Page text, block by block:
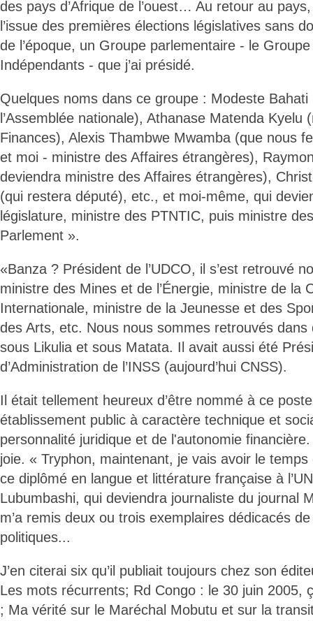
des pays d’Afrique de l’ouest… Au retour au
l’issue des premières élections législatives sans
de l’époque, un Groupe parlementaire - le
Indépendants - que j’ai présidé.
Quelques noms dans ce groupe : Modeste Bahati
l’Assemblée nationale), Athanase Matenda Kyelu
Finances), Alexis Thambwe Mwamba (que nous
et moi - ministre des Affaires étrangères),
deviendra ministre des Affaires étrangères),
(qui restera député), etc., et moi-même, qui
législature, ministre des PTNTIC, puis ministre
Parlement ».
«Banza ? Président de l’UDCO, il s’est retrouvé
ministre des Mines et de l’Énergie, ministre de la
Internationale, ministre de la Jeunesse et des
des Arts, etc. Nous nous sommes retrouvés
sous Likulia et sous Matata. Il avait aussi été
d’Administration de l’INSS (aujourd’hui CNSS).
Il était tellement heureux d’être nommé à ce
établissement public à caractère technique et
personnalité juridique et de l'autonomie
joie. « Tryphon, maintenant, je vais avoir le temps
ce diplômé en langue et littérature française à
Lubumbashi, qui deviendra journaliste du journal
m’a remis deux ou trois exemplaires dédicacés
politiques...
J’en citerai six qu’il publiait toujours chez son
Les mots récurrents; Rd Congo : le 30 juin 2005,
; Ma vérité sur le Maréchal Mobutu et sur la